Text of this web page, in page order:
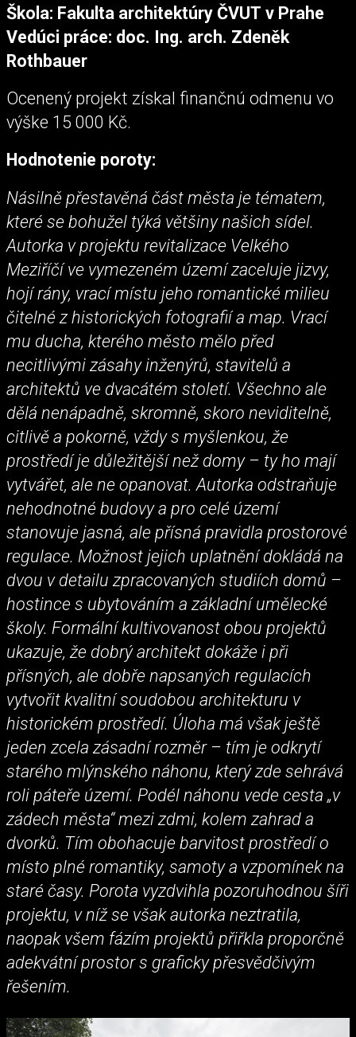
Škola: Fakulta architektúry ČVUT v Prahe
Vedúci práce: doc. Ing. arch. Zdeněk
Rothbauer
Ocenený projekt získal finančnú odmenu vo
výške 15 000 Kč.
Hodnotenie poroty:
Násilně přestavěná část města je tématem,
které se bohužel týká většiny našich sídel.
Autorka v projektu revitalizace Velkého
Meziříčí ve vymezeném území zaceluje jizvy,
hojí rány, vrací místu jeho romantické milieu
čitelné z historických fotografií a map. Vrací
mu ducha, kterého město mělo před
necitlivými zásahy inženýrů, stavitelů a
architektů ve dvacátém století. Všechno ale
dělá nenápadně, skromně, skoro neviditelně,
citlivě a pokorně, vždy s myšlenkou, že
prostředí je důležitější než domy – ty ho mají
vytvářet, ale ne opanovat. Autorka odstraňuje
nehodnotné budovy a pro celé území
stanovuje jasná, ale přísná pravidla prostorové
regulace. Možnost jejich uplatnění dokládá na
dvou v detailu zpracovaných studiích domů –
hostince s ubytováním a základní umělecké
školy. Formální kultivovanost obou projektů
ukazuje, že dobrý architekt dokáže i při
přísných, ale dobře napsaných regulacích
vytvořit kvalitní soudobou architekturu v
historickém prostředí. Úloha má však ještě
jeden zcela zásadní rozměr – tím je odkrytí
starého mlýnského náhonu, který zde sehrává
roli páteře území. Podél náhonu vede cesta „v
zádech města“ mezi zdmi, kolem zahrad a
dvorků. Tím obohacuje barvitost prostředí o
místo plné romantiky, samoty a vzpomínek na
staré časy. Porota vyzdvihla pozoruhodnou šíři
projektu, v níž se však autorka neztratila,
naopak všem fázím projektů přiřkla proporčně
adekvátní prostor s graficky přesvědčivým
řešením.